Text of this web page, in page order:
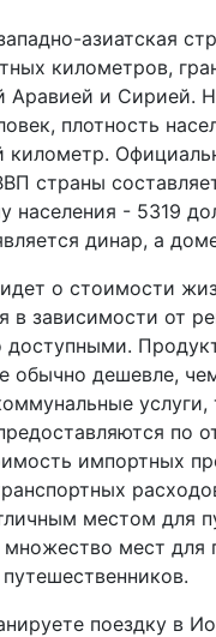
азиатская
километров,
Аравией и Сирией.
плотность
километр.
страны
населения - 5319
динар, а
идет о стоимости
в зависимости от
доступными.
обычно дешевле,
услуги,
по
импортных
местом для
множество мест
поездку в